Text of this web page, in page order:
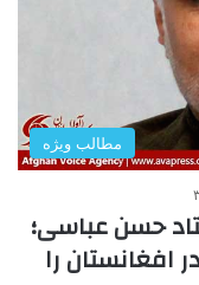
مطالب ویژه
حسن عباسی؛
افغانستان را